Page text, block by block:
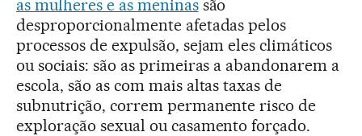
as mulheres e as meninassão
desproporcionalmente afetadas pelos
processos de expulsão, sejam eles climáticos
ou sociais: são as primeiras a abandonarem a
escola, são as com mais altas taxas de
subnutrição, correm permanente risco de
exploração sexual ou casamento forçado.